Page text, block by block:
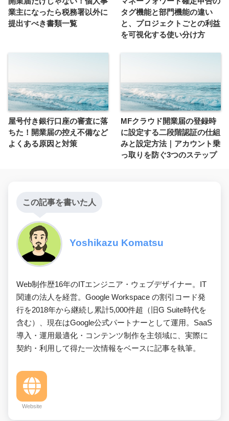
業主になったら税務署以外に
提出すべき書類一覧
タグ機能と部門機能の違い
と、プロジェクトごとの利益
を可視化する使い分け方
屋号付き銀行口座の審査に落
ちた！開業届の控え不備など
よくある原因と対策
MFクラウド開業届の登録時
に設定する二段階認証の仕組
みと設定方法｜アカウント乗
っ取りを防ぐ3つのステップ
この記事を書いた人
Yoshikazu Komatsu
Web制作歴16年のITエンジニア・ウェブデザイナー。IT
関連の法人を経営。Google Workspace の割引コード発
行を2018年から継続し累計5,000件超（旧G Suite時代を
含む）、現在はGoogle公式パートナーとして運用。SaaS
導入・運用最適化・コンテンツ制作を主領域に、実際に
契約・利用して得た一次情報をベースに記事を執筆。
Website